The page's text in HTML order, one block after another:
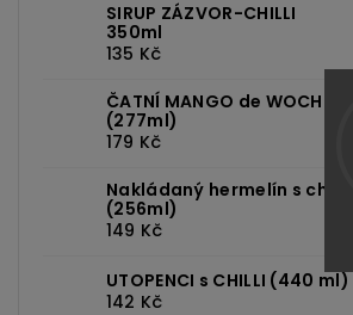
SIRUP ZÁZVOR-CHILLI
350ml
135 Kč
ČATNÍ MANGO de WOCH
(277ml)
179 Kč
Nakládaný hermelín s chilli
(256ml)
149 Kč
UTOPENCI s CHILLI (440 ml)
142 Kč